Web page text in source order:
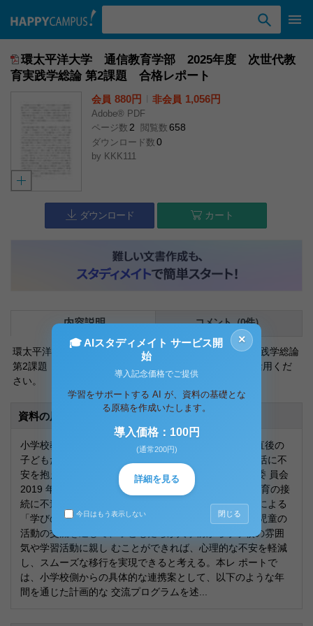
環太平洋大学 通信教育学部 2025年度 次世代教
育実践学総論 第2課題 合格レポート
会員 880円 非会員 1,056円
Adobe® PDF
ページ数 2 閲覧数 658
ダウンロード数 0
by KKK111
ダウンロード カート
内容説明 コメント（0件）
環太平洋大学 通信教育学部 2025年度 次世代教育実践学総論
第2課題 合格レポートです。あくまで参考資料として活用くだ
さい。
資料の原本内容
小学校教育における大きな課題の一つに、小学校入学直後の
子どもたちが環境の変化に 適応できず、学習や集団生活に不
安を抱える「小 1 プロブレム」がある。（名張市教育委 員会
2019 年）。この課題の背景には、幼児教育と小学校教育の接
続に不連続があること が指摘されており、保幼小連携による
「学びの連続性」の確保が必要である。特に、幼児 と児童の
活動の交流を通して、子どもたちが入学前から小学校の雰囲
気や学習活動に親し むことができれば、心理的な不安を軽減
し、スムーズな移行を実現できると考える。本レ ポートで
は、小学校側からの具体的な連携案として、以下のような年
間を通じた計画的な 交流プログラムを述...
×
🎓 AIスタディメイト サービス開
始
導入記念価格でご提供
学習をサポートする AI が、資料の基礎とな
る原稿を作成いたします。
導入価格：100円
(通常200円)
詳細を見る
今日はもう表示しない 閉じる